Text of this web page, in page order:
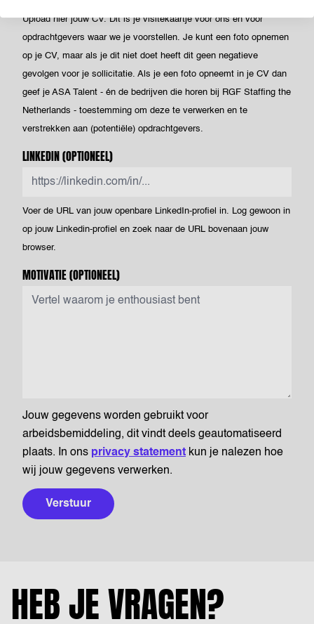
Upload hier jouw CV. Dit is je visitekaartje voor ons én voor
opdrachtgevers waar we je voorstellen. Je kunt een foto opnemen
op je CV, maar als je dit niet doet heeft dit geen negatieve
gevolgen voor je sollicitatie. Als je een foto opneemt in je CV dan
geef je ASA Talent - én de bedrijven die horen bij RGF Staffing the
Netherlands - toestemming om deze te verwerken en te
verstrekken aan (potentiële) opdrachtgevers.
LINKEDIN(OPTIONEEL)
Voer de URL van jouw openbare LinkedIn-profiel in. Log gewoon in
op jouw Linkedin-profiel en zoek naar de URL bovenaan jouw
browser.
MOTIVATIE(OPTIONEEL)
Jouw gegevens worden gebruikt voor
arbeidsbemiddeling, dit vindt deels geautomatiseerd
plaats. In ons privacy statement kun je nalezen hoe
wij jouw gegevens verwerken.
Verstuur
HEB JE VRAGEN?